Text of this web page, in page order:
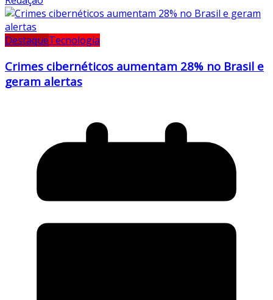
DestaqueTecnologia
Crimes cibernéticos aumentam 28% no Brasil e
geram alertas